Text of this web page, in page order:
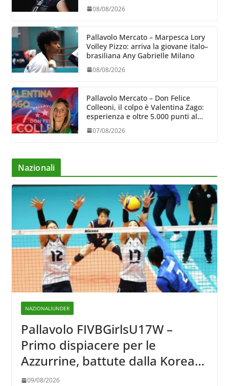
08/08/2026
Pallavolo Mercato – Marpesca Lory
Volley Pizzo: arriva la giovane italo–
brasiliana Any Gabrielle Milano
08/08/2026
Pallavolo Mercato – Don Felice
Colleoni, il colpo è Valentina Zago:
esperienza e oltre 5.000 punti al
07/08/2026
Nazionali
NAZIONALIUNDER
Pallavolo FIVBGirlsU17W –
Primo dispiacere per le
Azzurrine, battute dalla Korea
3-1
09/08/2026